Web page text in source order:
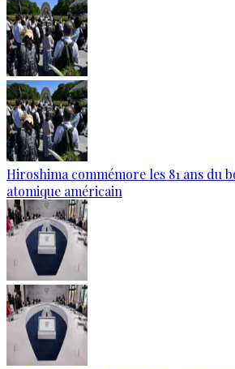
Hiroshima commémore les 81 ans du
atomique américain